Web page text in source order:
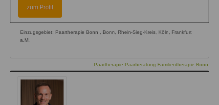
zum Profil
Einzugsgebiet: Paartherapie Bonn , Bonn, Rhein-Sieg-Kreis, Köln, Frankfurt
a.M.
Paartherapie Paarberatung Familientherapie Bonn